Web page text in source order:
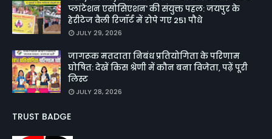
प्लांटेशन एसोसिएशन' की संयुक्त पहल: जयपुर के
हेरीटेज वैली रिजॉर्ट में रोपे गए 251 पौधे
JULY 29, 2026
जागरूक मतदाता निबंध प्रतियोगिता के परिणाम
घोषित: देखें किस श्रेणी में कौन बना विजेता, पढ़ें पूरी
लिस्ट
JULY 28, 2026
TRUST BADGE